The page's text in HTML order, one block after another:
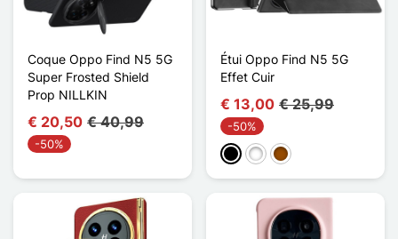
Coque Oppo Find N5 5G
Super Frosted Shield
Prop NILLKIN
€ 20,50 € 40,99
-50%
Étui Oppo Find N5 5G
Effet Cuir
€ 13,00 € 25,99
-50%
ZwartWit Bruin